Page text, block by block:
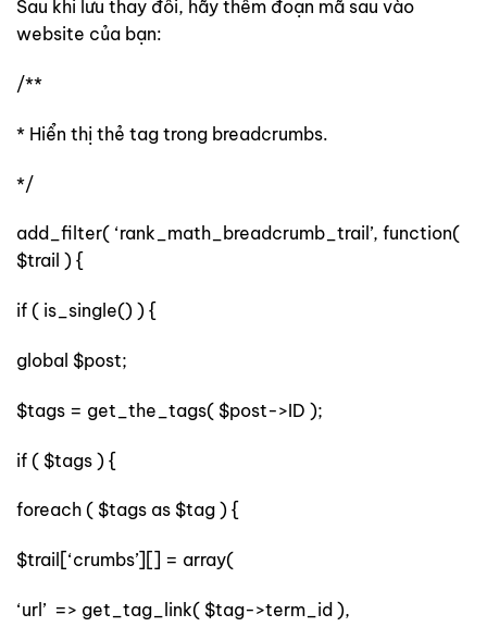
Sau khi lưu thay đổi, hãy thêm đoạn mã sau vào
website của bạn:
/**
* Hiển thị thẻ tag trong breadcrumbs.
*/
add_filter( ‘rank_math_breadcrumb_trail’, function(
$trail ) {
if ( is_single() ) {
global $post;
$tags = get_the_tags( $post->ID );
if ( $tags ) {
foreach ( $tags as $tag ) {
$trail[‘crumbs’][] = array(
‘url’ => get_tag_link( $tag->term_id ),